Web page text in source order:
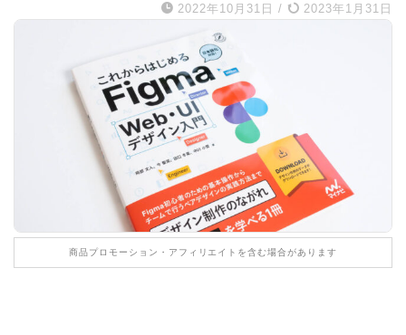
2022年10月31日 / 2023年1月31日
商品プロモーション・アフィリエイトを含む場合があります